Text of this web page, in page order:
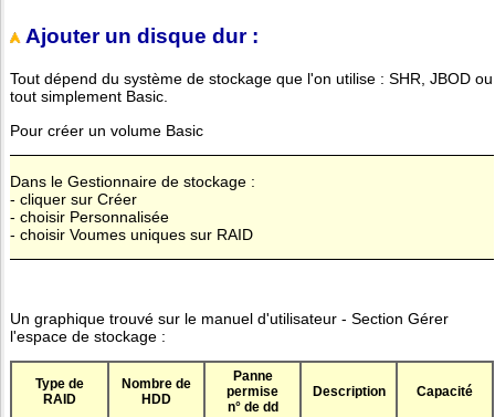
Ajouter un disque dur :
Tout dépend du système de stockage que l'on utilise : SHR, JBOD ou
tout simplement Basic.
Pour créer un volume Basic
Dans le Gestionnaire de stockage :
- cliquer sur Créer
- choisir Personnalisée
- choisir Voumes uniques sur RAID
Un graphique trouvé sur le manuel d'utilisateur - Section Gérer
l'espace de stockage :
Type de
RAID
Nombre de
HDD
Panne
permise
n° de dd
Description Capacité